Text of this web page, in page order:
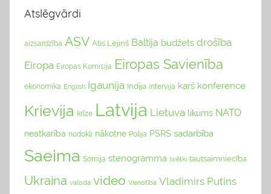
Atslēgvārdi
aizsardzība ASV Atis Lejiņš Baltija budžets drošība
Eiropa Eiropas Komisija Eiropas Savienība
ekonomika English Igaunija Indija intervija karš konference
Krievija krīze Latvija Lietuva likums NATO
neatkarība nodokļi nākotne Polija PSRS sadarbība
Saeima Somija stenogramma svētki tautsaimniecība
Ukraina valoda video Vienotība Vladimirs Putins